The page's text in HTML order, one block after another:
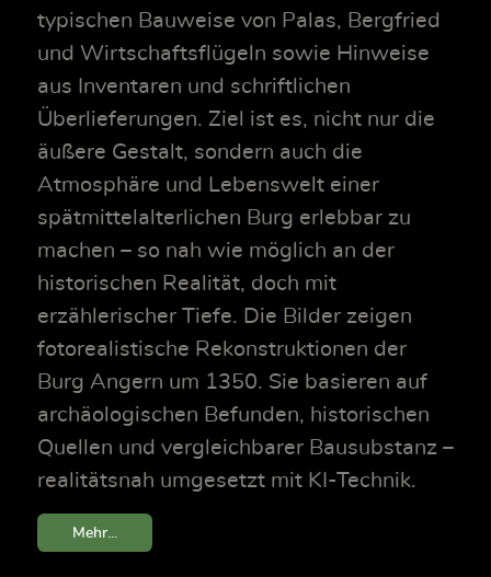
typischen Bauweise von Palas, Bergfried
und Wirtschaftsflügeln sowie Hinweise
aus Inventaren und schriftlichen
Überlieferungen. Ziel ist es, nicht nur die
äußere Gestalt, sondern auch die
Atmosphäre und Lebenswelt einer
spätmittelalterlichen Burg erlebbar zu
machen – so nah wie möglich an der
historischen Realität, doch mit
erzählerischer Tiefe. Die Bilder zeigen
fotorealistische Rekonstruktionen der
Burg Angern um 1350. Sie basieren auf
archäologischen Befunden, historischen
Quellen und vergleichbarer Bausubstanz –
realitätsnah umgesetzt mit KI-Technik.
Mehr...